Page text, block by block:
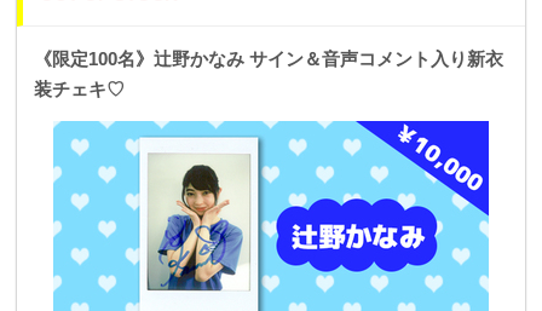
《限定100名》辻野かなみ サイン＆音声コメント入り新衣
装チェキ♡